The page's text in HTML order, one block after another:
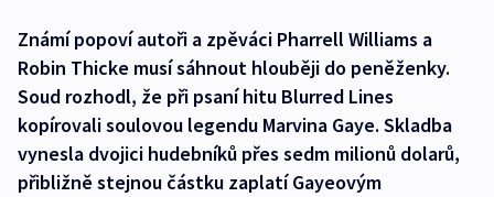
Známí popoví autoři a zpěváci Pharrell Williams a
Robin Thicke musí sáhnout hlouběji do peněženky.
Soud rozhodl, že při psaní hitu Blurred Lines
kopírovali soulovou legendu Marvina Gaye. Skladba
vynesla dvojici hudebníků přes sedm milionů dolarů,
přibližně stejnou částku zaplatí Gayeovým